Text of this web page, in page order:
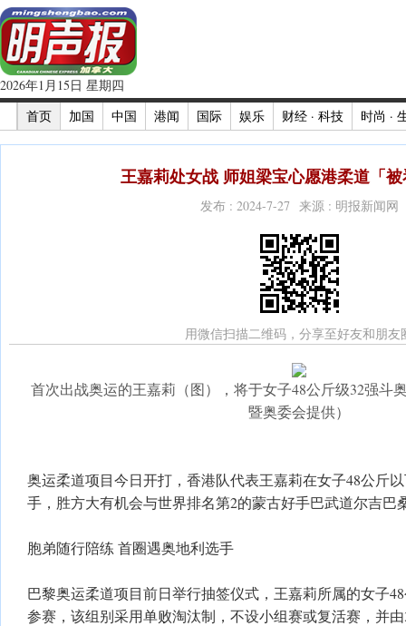
2026年1月15日 星期四
首页
加国 中国 港闻 国际 娱乐 财经 · 科技 时尚 ·
王嘉莉处女战 师姐梁宝心愿港柔道「
发布 : 2024-7-27 来源 : 明报新闻网
用微信扫描二维码，分享至好友和朋友
首次出战奥运的王嘉莉（图），将于女子48公斤级32强斗
暨奥委会提供）
奥运柔道项目今日开打，香港队代表王嘉莉在女子48公斤
手，胜方大有机会与世界排名第2的蒙古好手巴武道尔吉巴
胞弟随行陪练 首圈遇奥地利选手
巴黎奥运柔道项目前日举行抽签仪式，王嘉莉所属的女子
参赛，该组别采用单败淘汰制，不设小组赛或复活赛，并